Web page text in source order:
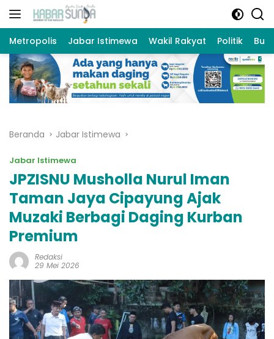
Langsung
Metropolis Jabar Istimewa Wakil Rakyat Politik
Beranda Jabar Istimewa
Jabar Istimewa
JPZISNU Musholla Nurul Iman
Taman Jaya Cipayung Ajak
Muzaki Berbagi Daging Kurban
Premium
Redaksi
29 Mei 2026